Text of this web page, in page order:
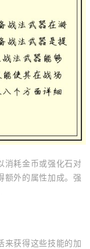
消耗金币或强化石对
额外的属性加成。强
来获得这些技能的加